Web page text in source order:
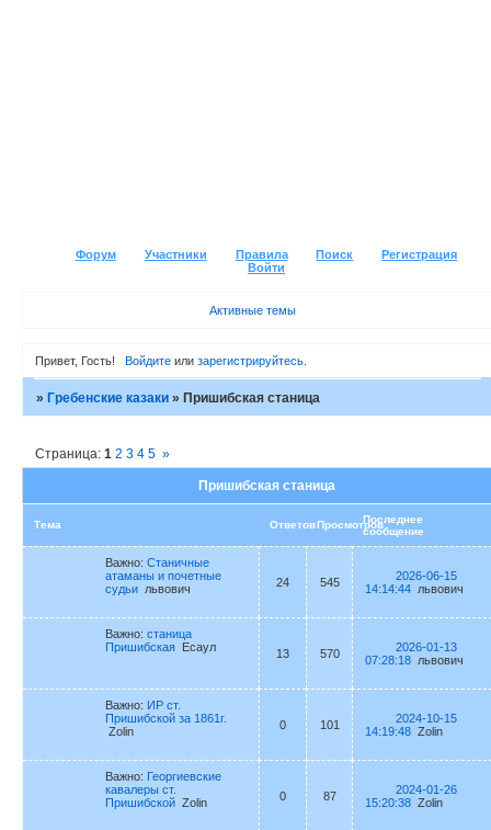
Форум Участники Правила Поиск
Регистрация
Войти
Активные темы
Привет, Гость! Войдитеили зарегистрируйтесь.
»Гребенские казаки »Пришибская станица
Пришибская станица
Страница:1 2 3 4 5 »
Тема ОтветовПросмотровПоследнее
сообщение
Важно: Станичные
атаманы и почетные
судьи львович 24 545
2026-06-15
14:14:44 львович
Важно: станица
Пришибская Есаул 13 570
2026-01-13
07:28:18 львович
Важно: ИР ст.
Пришибской за 1861г.
Zolin
0 101
2024-10-15
14:19:48 Zolin
Важно: Георгиевские
кавалеры ст.
Пришибской Zolin 0 87
2024-01-26
15:20:38 Zolin